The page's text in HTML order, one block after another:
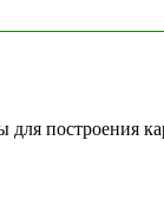
для построения